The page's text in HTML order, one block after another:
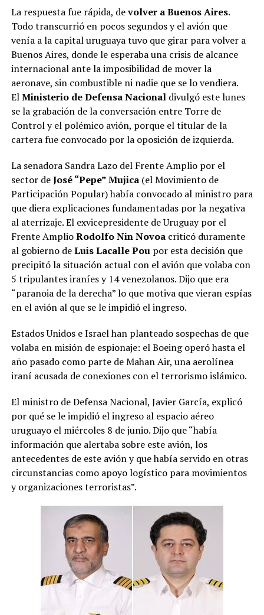
La respuesta fue rápida, devolver a Buenos Aires.
Todo transcurrió en pocos segundos y el avión que
venía a la capital uruguaya tuvo que girar para volver a
Buenos Aires, donde le esperaba una crisis de alcance
internacional ante la imposibilidad de mover la
aeronave, sin combustible ni nadie que se lo vendiera.
ElMinisterio de Defensa Nacional divulgó este lunes
se la grabación de la conversación entre Torre de
Control y el polémico avión, porque el titular de la
cartera fue convocado por la oposición de izquierda.
La senadora Sandra Lazo del Frente Amplio por el
sector deJosé “Pepe” Mujica(el Movimiento de
Participación Popular) había convocado al ministro para
que diera explicaciones fundamentadas por la negativa
al aterrizaje. El exvicepresidente de Uruguay por el
Frente AmplioRodolfo Nin Novoacriticó duramente
al gobierno deLuis Lacalle Pou por esta decisión que
precipitó la situación actual con el avión que volaba con
5 tripulantes iraníes y 14 venezolanos. Dijo que era
“paranoia de la derecha” lo que motiva que vieran espías
en el avión al que se le impidió el ingreso.
Estados Unidos e Israel han planteado sospechas de que
volaba en misión de espionaje: el Boeing operó hasta el
año pasado como parte de Mahan Air, una aerolínea
iraní acusada de conexiones con el terrorismo islámico.
El ministro de Defensa Nacional, Javier García, explicó
por qué se le impidió el ingreso al espacio aéreo
uruguayo el miércoles 8 de junio. Dijo que “había
información que alertaba sobre este avión, los
antecedentes de este avión y que había servido en otras
circunstancias como apoyo logístico para movimientos
y organizaciones terroristas”.